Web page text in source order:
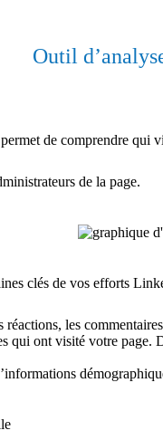
Outil
de comprendre qui
de la page.
clés de vos efforts
réactions, les
qui ont visité votre page.